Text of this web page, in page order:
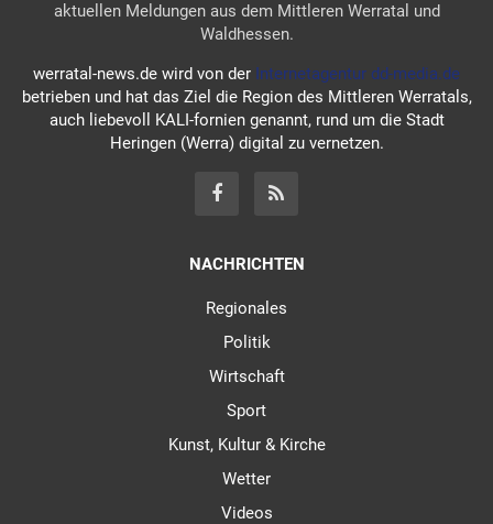
aktuellen Meldungen aus dem Mittleren Werratal und
Waldhessen.
werratal-news.de wird von der Internetagentur dd-media.de
betrieben und hat das Ziel die Region des Mittleren Werratals,
auch liebevoll KALI-fornien genannt, rund um die Stadt
Heringen (Werra) digital zu vernetzen.
NACHRICHTEN
Regionales
Politik
Wirtschaft
Sport
Kunst, Kultur & Kirche
Wetter
Videos